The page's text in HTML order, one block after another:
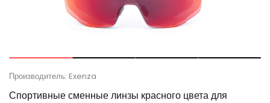
Производитель: Exenza
Спортивные сменные линзы красного цвета для